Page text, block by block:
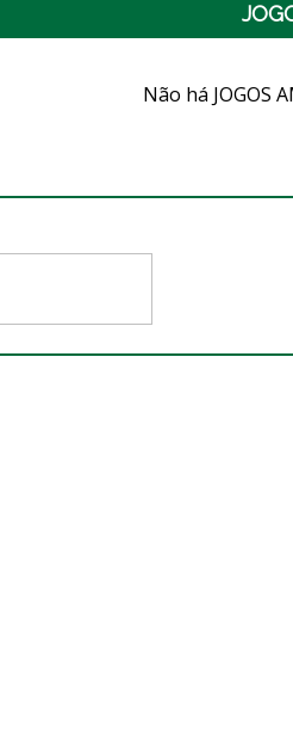
Não há JOGOS